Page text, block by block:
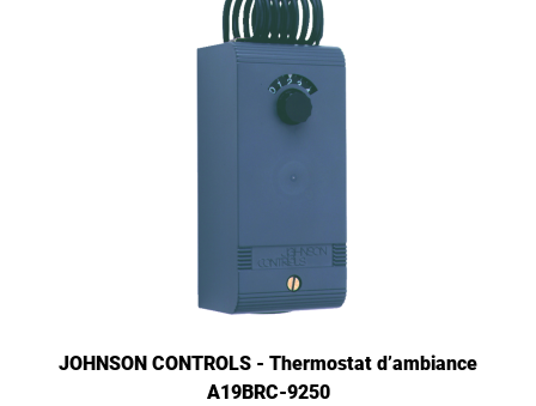
JOHNSON CONTROLS - Thermostat d’ambiance
A19BRC-9250